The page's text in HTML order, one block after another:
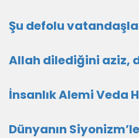
Şu defolu
Allah dilediğini aziz,
İnsanlık Alemi Veda
Dünyanın